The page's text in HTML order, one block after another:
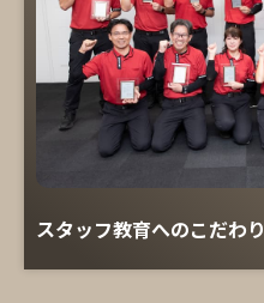
スタッフ教育へのこだわり